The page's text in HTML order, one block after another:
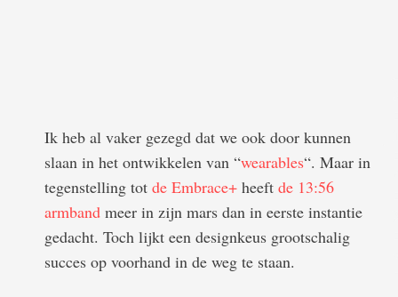
Ik heb al vaker gezegd dat we ook door kunnen
slaan in het ontwikkelen van “wearables“. Maar in
tegenstelling tot de Embrace+ heeft de 13:56
armband meer in zijn mars dan in eerste instantie
gedacht. Toch lijkt een designkeus grootschalig
succes op voorhand in de weg te staan.